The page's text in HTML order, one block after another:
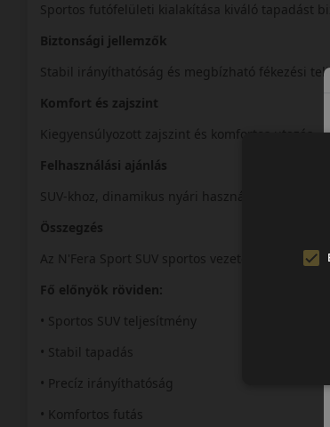
Sportos futófelületi kialakítása kiváló tapadást
Biztonsági jellemzők
Stabil irányíthatóság és megbízható fékezési
Komfort és zajszint
Kiegyensúlyozott zajszint és komfortos utazás.
Felhasználási ajánlás
SUV-khoz, dinamikus nyári használatra.
Összegzés
Az N'Fera Sport SUV sportos vezetési élményt
Fő előnyök röviden:
• Sportos SUV teljesítmény
• Stabil tapadás
• Precíz irányíthatóság
• Komfortos futás